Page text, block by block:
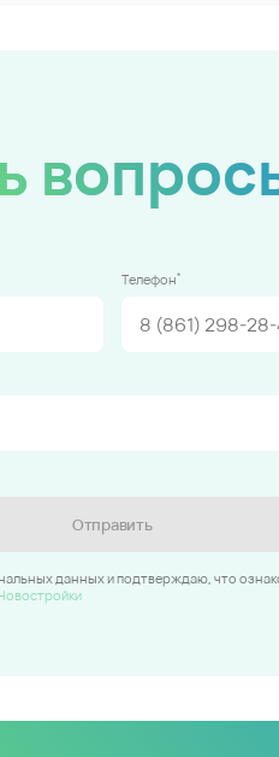
Телефон*
Отправить
данных и подтверждаю, что